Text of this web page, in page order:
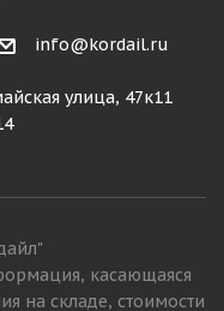
info@kordail.ru
улица, 47к11
касающаяся
на складе, стоимости